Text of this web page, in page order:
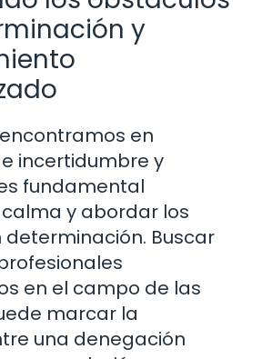
y
en
incertidumbre y
fundamental
y abordar los
Buscar
en el campo de las
marcar la
una denegación